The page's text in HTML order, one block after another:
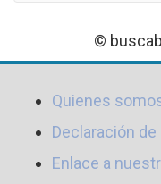
©
Quienes
Declaración
Enlace a